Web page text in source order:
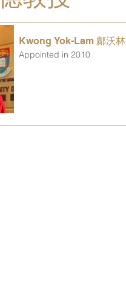
Kwong Yok-Lam 鄺沃林
Appointed in 2010